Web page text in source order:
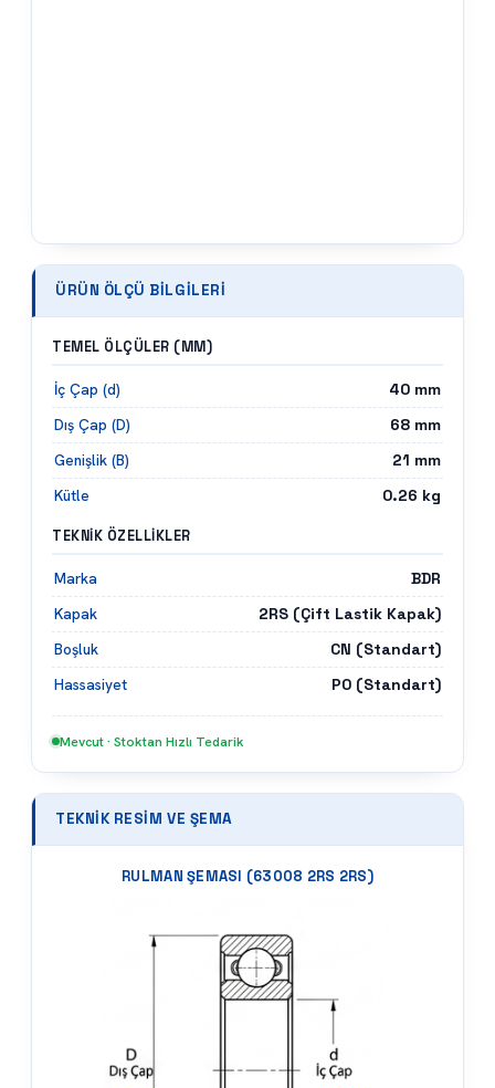
ÜRÜN ÖLÇÜ BILGILERI
TEMEL ÖLÇÜLER (MM)
İç Çap (d) 40 mm
Dış Çap (D)
68 mm
Genişlik (B)
21 mm
Kütle
0.26 kg
TEKNIK ÖZELLIKLER
Marka
BDR
Kapak
2RS (Çift Lastik Kapak)
Boşluk
CN (Standart)
Hassasiyet
P0 (Standart)
Mevcut · Stoktan Hızlı Tedarik
TEKNIK RESIM VE ŞEMA
RULMAN ŞEMASI (63008 2RS 2RS)